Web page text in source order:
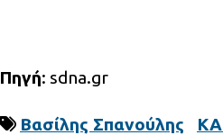
Πηγή: sdna.gr
Βασίλης Σπανούλης